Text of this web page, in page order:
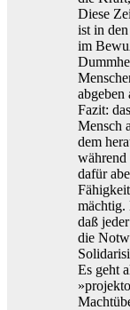
Diese
ist in
im
abgeben
Fazit:
Mensch
dem
während
dafür
mächtig.
daß
die
Es geht